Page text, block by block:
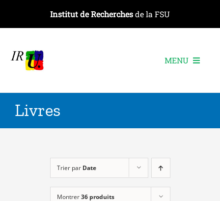
contenu
Institut de Recherchesde la FSU
MENU
Les recherches
Les événements
Livres
Trier par Date
Montrer36 produits